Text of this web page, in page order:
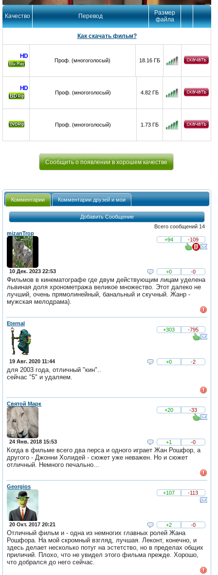
Качество Перевод
Размер
файла
Как скачать фильм?
HD
Проф. (многоголосый) 18.16 ГБ
HD
Проф. (многоголосый) 4.82 ГБ
Проф. (многоголосый) 1.73 ГБ
Сообщить о появлении в хорошем качестве
Комментарии Комментарии друзей и мои
Добавить Сообщение
Всего сообщений 14
mizanTrop
+94
-109
10 Дек. 2023 22:53 +0 -0
Фильмов в кинематографе где двум действующим лицам уделена
львиная доля хронометража великое множество. Этот далеко не
лучший, очень прямолинейный, банальный и скучный. Жанр -
мужская мелодрама).
Eternal
+303
-795
19 Авг. 2020 11:44 +0 -2
для 2003 года, отличный "кин"..
сейчас "5" и удаляем.
Святой Марк
+20
-33
24 Янв. 2018 15:53 +1 -0
Когда в фильме всего два перса и одного играет Жан Рошфор, а
другого - Джонни Холидей - сюжет уже неважен. Но и сюжет
отличный. Немного печально...
Georgios
+107
-113
20 Окт. 2017 20:21 +2 -0
Отличный фильм и - одна из немногих главных ролей Жана
Рошфора. На мой скромный взгляд, лучшая. Леконт, конечно, и
здесь делает несколько потуг на эстетство, но в пределах общих
приличий. Плохо, что не увидел этого фильма прежде. Хорошо,
что добрался до него сейчас.